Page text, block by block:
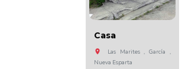
Casa
Las Marites , García ,
Nueva Esparta